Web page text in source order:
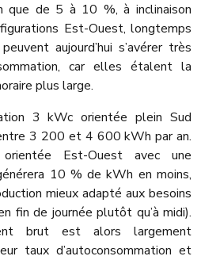
que de 5 à 10 %, à inclinaison
Est-Ouest, longtemps
aujourd’hui s’avérer très
car elles étalent la
plus large.
3 kWc orientée plein Sud
3 200 et 4 600 kWh par an.
Est-Ouest avec une
10 % de kWh en moins,
mieux adapté aux besoins
fin de journée plutôt qu’à midi).
brut est alors largement
taux d’autoconsommation et